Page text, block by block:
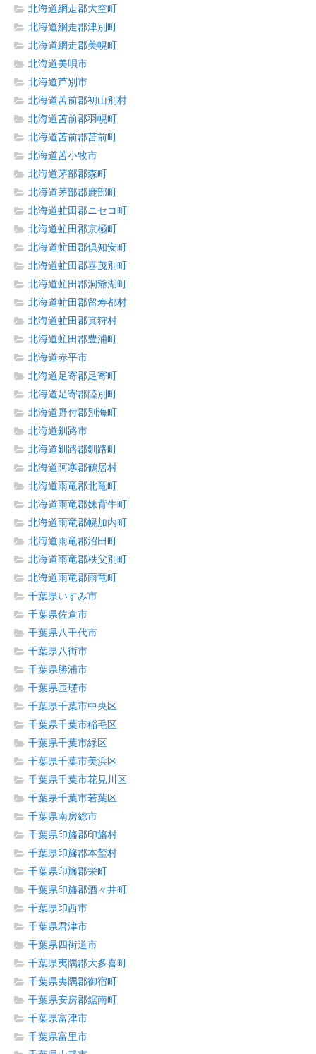
北海道網走郡大空町
北海道網走郡津別町
北海道網走郡美幌町
北海道美唄市
北海道芦別市
北海道苫前郡初山別村
北海道苫前郡羽幌町
北海道苫前郡苫前町
北海道苫小牧市
北海道茅部郡森町
北海道茅部郡鹿部町
北海道虻田郡ニセコ町
北海道虻田郡京極町
北海道虻田郡倶知安町
北海道虻田郡喜茂別町
北海道虻田郡洞爺湖町
北海道虻田郡留寿都村
北海道虻田郡真狩村
北海道虻田郡豊浦町
北海道赤平市
北海道足寄郡足寄町
北海道足寄郡陸別町
北海道野付郡別海町
北海道釧路市
北海道釧路郡釧路町
北海道阿寒郡鶴居村
北海道雨竜郡北竜町
北海道雨竜郡妹背牛町
北海道雨竜郡幌加内町
北海道雨竜郡沼田町
北海道雨竜郡秩父別町
北海道雨竜郡雨竜町
千葉県いすみ市
千葉県佐倉市
千葉県八千代市
千葉県八街市
千葉県勝浦市
千葉県匝瑳市
千葉県千葉市中央区
千葉県千葉市稲毛区
千葉県千葉市緑区
千葉県千葉市美浜区
千葉県千葉市花見川区
千葉県千葉市若葉区
千葉県南房総市
千葉県印旛郡印旛村
千葉県印旛郡本埜村
千葉県印旛郡栄町
千葉県印旛郡酒々井町
千葉県印西市
千葉県君津市
千葉県四街道市
千葉県夷隅郡大多喜町
千葉県夷隅郡御宿町
千葉県安房郡鋸南町
千葉県富津市
千葉県富里市